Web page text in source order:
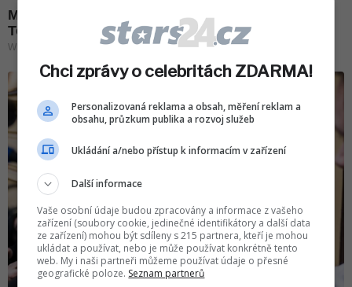
Chci zprávy o celebritách ZDARMA!
Personalizovaná reklama a obsah, měření reklam a
obsahu, průzkum publika a rozvoj služeb
Ukládání a/nebo přístup k informacím v zařízení
Další informace
Vaše osobní údaje budou zpracovány a informace z vašeho
zařízení (soubory cookie, jedinečné identifikátory a další data
ze zařízení) mohou být sdíleny s 215 partnera, kteří je mohou
ukládat a používat, nebo je může používat konkrétně tento
web. My i naši partneři můžeme používat údaje o přesné
geografické poloze. Seznam partnerů